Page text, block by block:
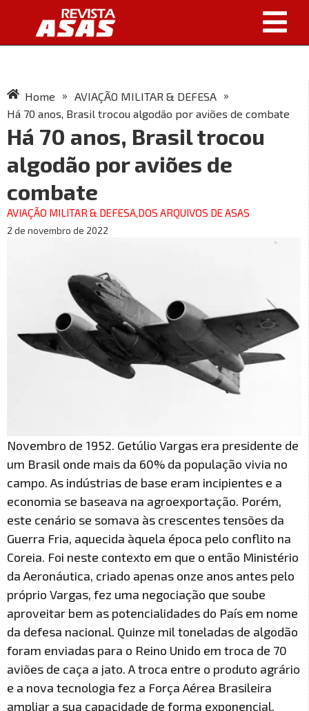
Home » AVIAÇÃO MILITAR & DEFESA »
Há 70 anos, Brasil trocou algodão por aviões de combate
Há 70 anos, Brasil trocou
algodão por aviões de
combate
AVIAÇÃO MILITAR & DEFESA,DOS ARQUIVOS DE ASAS
2 de novembro de 2022
Novembro de 1952. Getúlio Vargas era presidente de
um Brasil onde mais da 60% da população vivia no
campo. As indústrias de base eram incipientes e a
economia se baseava na agroexportação. Porém,
este cenário se somava às crescentes tensões da
Guerra Fria, aquecida àquela época pelo conflito na
Coreia. Foi neste contexto em que o então Ministério
da Aeronáutica, criado apenas onze anos antes pelo
próprio Vargas, fez uma negociação que soube
aproveitar bem as potencialidades do País em nome
da defesa nacional. Quinze mil toneladas de algodão
foram enviadas para o Reino Unido em troca de 70
aviões de caça a jato. A troca entre o produto agrário
e a nova tecnologia fez a Força Aérea Brasileira
ampliar a sua capacidade de forma exponencial.